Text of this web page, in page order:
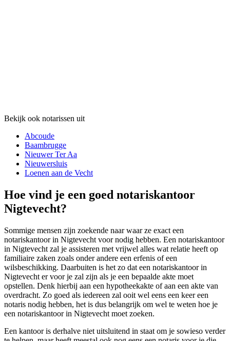
Bekijk ook notarissen uit
Abcoude
Baambrugge
Nieuwer Ter Aa
Nieuwersluis
Loenen aan de Vecht
Hoe vind je een goed notariskantoor
Nigtevecht?
Sommige mensen zijn zoekende naar waar ze exact een
notariskantoor in Nigtevecht voor nodig hebben. Een notariskantoor
in Nigtevecht zal je assisteren met vrijwel alles wat relatie heeft op
familiaire zaken zoals onder andere een erfenis of een
wilsbeschikking. Daarbuiten is het zo dat een notariskantoor in
Nigtevecht er voor je zal zijn als je een bepaalde akte moet
opstellen. Denk hierbij aan een hypotheekakte of aan een akte van
overdracht. Zo goed als iedereen zal ooit wel eens een keer een
notaris nodig hebben, het is dus belangrijk om wel te weten hoe je
een notariskantoor in Nigtevecht moet zoeken.
Een kantoor is derhalve niet uitsluitend in staat om je sowieso verder